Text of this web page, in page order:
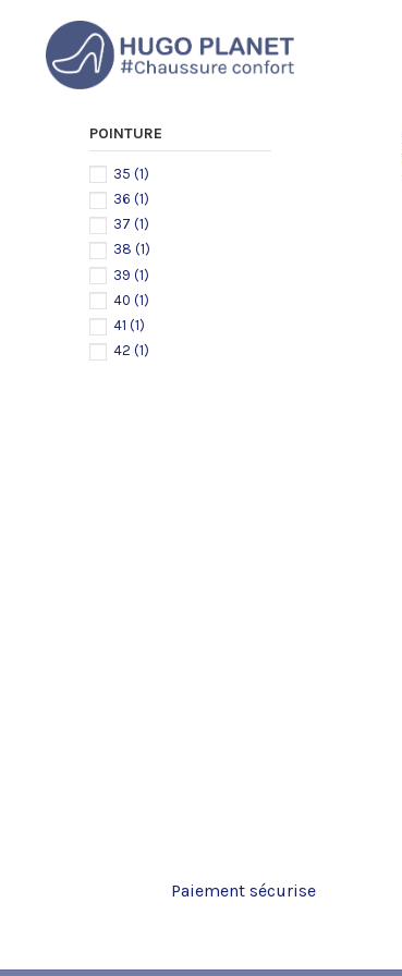
POINTURE
35 (1)
36 (1)
37 (1)
38 (1)
39 (1)
40 (1)
41 (1)
42 (1)
Paiement sécurise